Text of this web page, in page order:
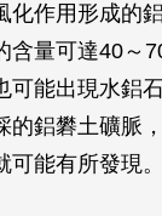
化作用形成的
含量可達40～
可能出現水鋁
的鋁礬土礦脈
能有所發現。